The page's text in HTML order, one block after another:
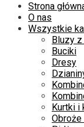
Strona
O nas
Wszystkie
Bluzy
Buciki
Dresy
Kurtki i